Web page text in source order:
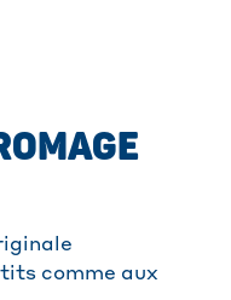
comme aux